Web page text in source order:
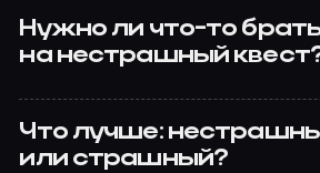
Нужно ли что-то
на нестрашный
Что лучше:
или страшный?